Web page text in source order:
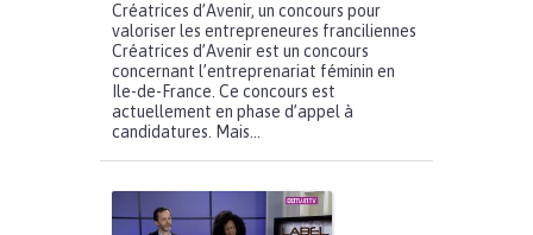
Créatrices d’Avenir, un concours pour
valoriser les entrepreneures franciliennes
Créatrices d’Avenir est un concours
concernant l’entreprenariat féminin en
Ile-de-France. Ce concours est
actuellement en phase d’appel à
candidatures. Mais...